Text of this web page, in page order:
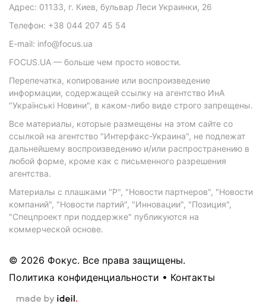
Адрес: 01133, г. Киев, бульвар Леси Украинки, 26
Телефон: +38 044 207 45 54
E-mail: info@focus.ua
FOCUS.UA — больше чем просто новости.
Перепечатка, копирование или воспроизведение
информации, содержащей ссылку на агентство ИнА
"Українські Новини", в каком-либо виде строго запрещены.
Все материалы, которые размещены на этом сайте со
ссылкой на агентство "Интерфакс-Украина", не подлежат
дальнейшему воспроизведению и/или распространению в
любой форме, кроме как с письменного разрешения
агентства.
Материалы с плашками "Р", "Новости партнеров", "Новости
компаний", "Новости партий", "Инновации", "Позиция",
"Спецпроект при поддержке" публикуются на
коммерческой основе.
© 2026 Фокус. Все права защищены.
Политика конфиденциальности • Контакты